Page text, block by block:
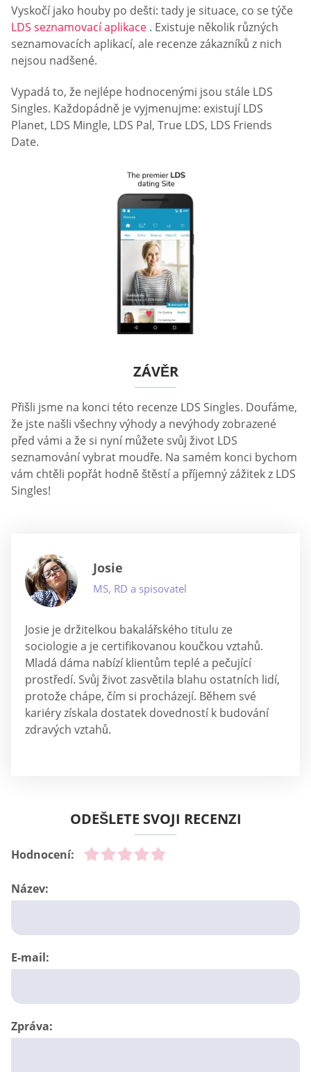
Vyskočí jako houby po dešti: tady je situace, co se týče
LDS seznamovací aplikace . Existuje několik různých
seznamovacích aplikací, ale recenze zákazníků z nich
nejsou nadšené.
Vypadá to, že nejlépe hodnocenými jsou stále LDS
Singles. Každopádně je vyjmenujme: existují LDS
Planet, LDS Mingle, LDS Pal, True LDS, LDS Friends
Date.
ZÁVĚR
Přišli jsme na konci této recenze LDS Singles. Doufáme,
že jste našli všechny výhody a nevýhody zobrazené
před vámi a že si nyní můžete svůj život LDS
seznamování vybrat moudře. Na samém konci bychom
vám chtěli popřát hodně štěstí a příjemný zážitek z LDS
Singles!
Josie
MS, RD a spisovatel
Josie je držitelkou bakalářského titulu ze
sociologie a je certifikovanou koučkou vztahů.
Mladá dáma nabízí klientům teplé a pečující
prostředí. Svůj život zasvětila blahu ostatních lidí,
protože chápe, čím si procházejí. Během své
kariéry získala dostatek dovedností k budování
zdravých vztahů.
ODEŠLETE SVOJI RECENZI
Hodnocení:
Název:
E-mail:
Zpráva: